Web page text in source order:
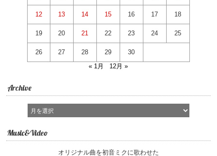
12 13 14 15 16 17 18
19 20 21 22 23 24 25
26 27 28 29
30
« 1月
12月 »
Archive
Music&Video
オリジナル曲を初音ミクに歌わせた